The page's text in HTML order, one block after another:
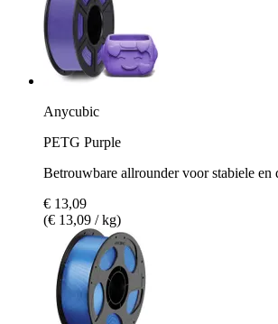
Anycubic
PETG Purple
Betrouwbare allrounder voor stabiele en
€ 13,09
(€ 13,09 / kg)